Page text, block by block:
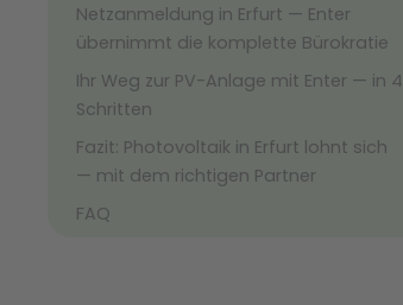
Netzanmeldung in Erfurt — Enter
übernimmt die komplette Bürokratie
Ihr Weg zur PV-Anlage mit Enter — in 4
Schritten
Fazit: Photovoltaik in Erfurt lohnt sich
— mit dem richtigen Partner
FAQ